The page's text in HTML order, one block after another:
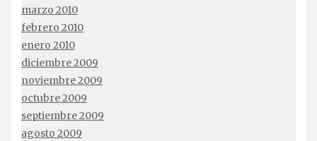
marzo 2010
febrero 2010
enero 2010
diciembre 2009
noviembre 2009
octubre 2009
septiembre 2009
agosto 2009